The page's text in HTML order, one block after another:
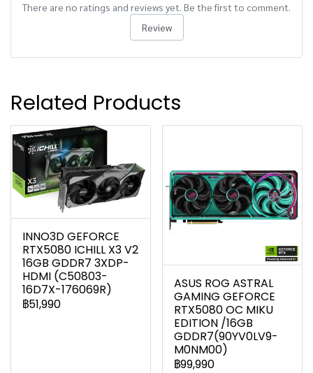
There are no ratings and reviews yet. Be the first to comment.
Review
Related Products
INNO3D GEFORCE
RTX5080 ICHILL X3 V2
16GB GDDR7 3XDP-
HDMI (C50803-
16D7X-176069R)
฿51,990
ASUS ROG ASTRAL
GAMING GEFORCE
RTX5080 OC MIKU
EDITION /16GB
GDDR7(90YV0LV9-
M0NM00)
฿99,990